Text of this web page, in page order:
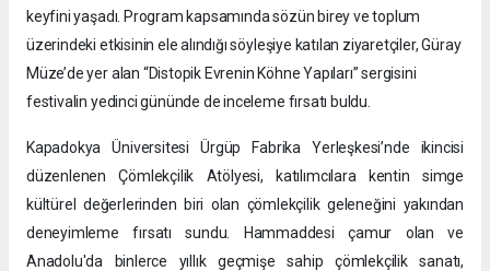
keyfini yaşadı. Program kapsamında sözün birey ve toplum
üzerindeki etkisinin ele alındığı söyleşiye katılan ziyaretçiler, Güray
Müze’de yer alan “Distopik Evrenin Köhne Yapıları” sergisini
festivalin yedinci gününde de inceleme fırsatı buldu.
Kapadokya Üniversitesi Ürgüp Fabrika Yerleşkesi’nde ikincisi
düzenlenen Çömlekçilik Atölyesi, katılımcılara kentin simge
kültürel değerlerinden biri olan çömlekçilik geleneğini yakından
deneyimleme fırsatı sundu. Hammaddesi çamur olan ve
Anadolu'da binlerce yıllık geçmişe sahip çömlekçilik sanatı,